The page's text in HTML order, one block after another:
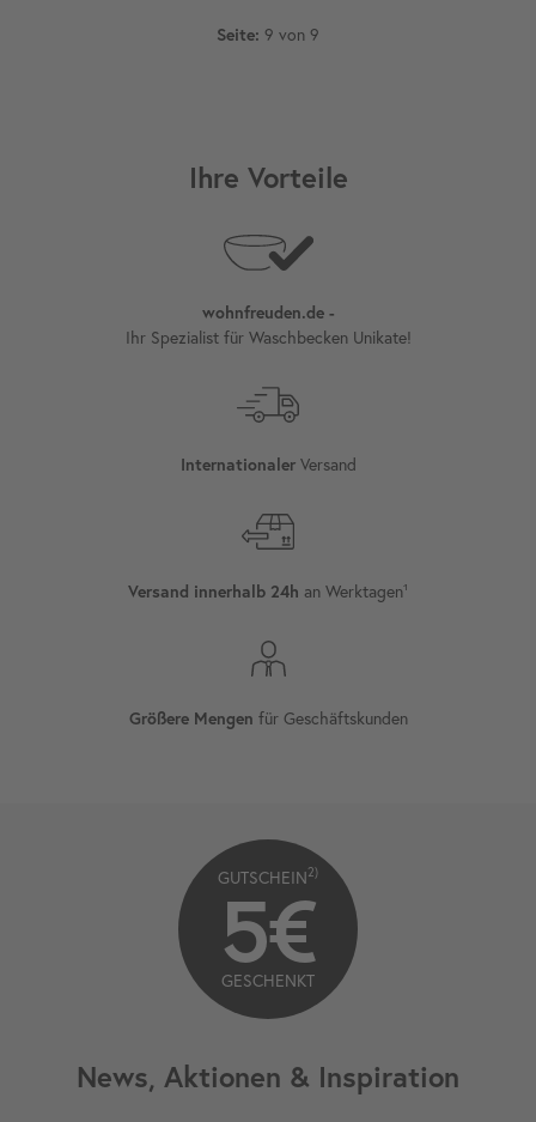
Seite: 9 von 9
Ihre Vorteile
wohnfreuden.de -
Ihr Spezialist für Waschbecken Unikate!
InternationalerVersand
Versand innerhalb 24h an Werktagen¹
Größere Mengen für Geschäftskunden
News, Aktionen & Inspiration
GUTSCHEIN2)
5€
GESCHENKT